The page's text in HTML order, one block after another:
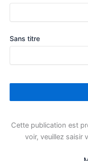
Sans titre
eCette publication est
voir, veuillez saisir